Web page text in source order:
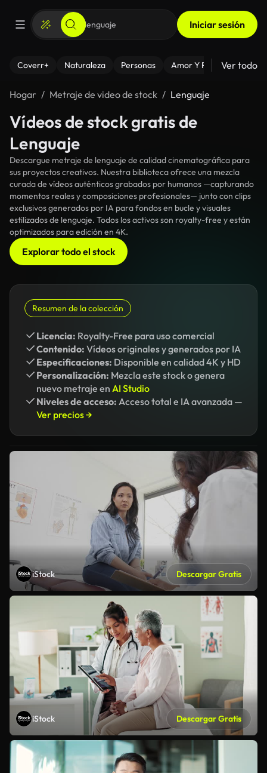
Iniciar sesión
Coverr+ Naturaleza Personas Amor Y Relaciones
Ver todo
Hogar Metraje de video de stock Lenguaje
Vídeos de stock gratis de
Lenguaje
Descargue metraje de lenguaje de calidad cinematográfica para
sus proyectos creativos. Nuestra biblioteca ofrece una mezcla
curada de vídeos auténticos grabados por humanos —capturando
momentos reales y composiciones profesionales— junto con clips
exclusivos generados por IA para fondos en bucle y visuales
estilizados de lenguaje. Todos los activos son royalty-free y están
optimizados para edición en 4K.
Explorar todo el stock
Resumen de la colección
Licencia: Royalty-Free para uso comercial
Contenido: Vídeos originales y generados por IA
Especificaciones: Disponible en calidad 4K y HD
Personalización: Mezcla este stock o genera
nuevo metraje en AI Studio
Niveles de acceso: Acceso total e IA avanzada —
Ver precios →
iStock Descargar Gratis
iStock Descargar Gratis